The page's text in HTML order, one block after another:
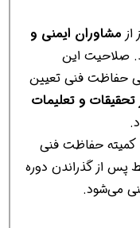
مشاوران ایمنی و
صلاحیت این
حفاظت فنی تعیین
تحقیقات و تعلیمات
کمیته حفاظت فنی
پس از گذراندن دوره
می‌شود.